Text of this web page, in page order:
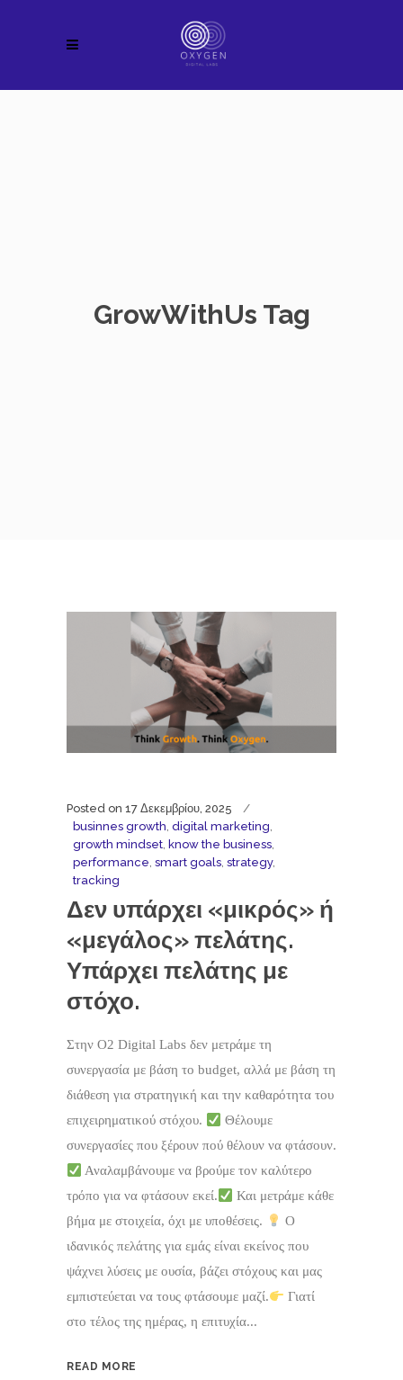
GrowWithUs Tag
Posted on 17 Δεκεμβρίου, 2025
businnes growth, digital marketing,
growth mindset, know the business,
performance, smart goals, strategy,
tracking
Δεν υπάρχει «μικρός» ή
«μεγάλος» πελάτης.
Υπάρχει πελάτης με
στόχο.
Στην O2 Digital Labs δεν μετράμε τη
συνεργασία με βάση το budget, αλλά με βάση τη
διάθεση για στρατηγική και την καθαρότητα του
επιχειρηματικού στόχου.
Θέλουμε
συνεργασίες που ξέρουν πού θέλουν να φτάσουν.
Αναλαμβάνουμε να βρούμε τον καλύτερο
τρόπο για να φτάσουν εκεί.
Και μετράμε κάθε
βήμα με στοιχεία, όχι με υποθέσεις.
Ο
ιδανικός πελάτης για εμάς είναι εκείνος που
ψάχνει λύσεις με ουσία, βάζει στόχους και μας
εμπιστεύεται να τους φτάσουμε μαζί.
Γιατί
στο τέλος της ημέρας, η επιτυχία...
READ MORE